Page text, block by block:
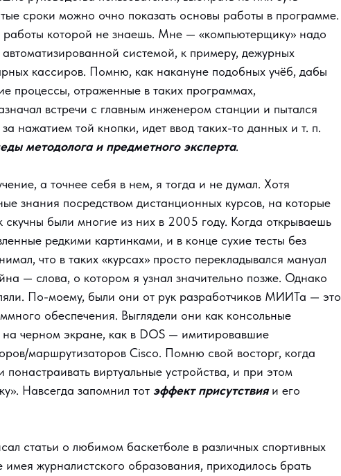
сроки можно очно показать основы работы в программе.
которой не знаешь. Мне — «компьютерщику» надо
автоматизированной системой, к примеру, дежурных
кассиров. Помню, как накануне подобных учёб, дабы
процессы, отраженные в таких программах,
встречи с главным инженером станции и пытался
нажатием той кнопки, идет ввод таких-то данных и т. п.
методолога и предметного эксперта.
а точнее себя в нем, я тогда и не думал. Хотя
знания посредством дистанционных курсов, на которые
были многие из них в 2005 году. Когда открываешь
редкими картинками, и в конце сухие тесты без
что в таких «курсах» просто перекладывался мануал
— слова, о котором я узнал значительно позже. Однако
По-моему, были они от рук разработчиков МИИТа — это
обеспечения. Выглядели они как консольные
черном экране, как в DOS — имитировавшие
маршрутизаторов Cisco. Помню свой восторг, когда
виртуальные устройства, и при этом
Навсегда запомнил тот эффект присутствияи его
статьи о любимом баскетболе в различных спортивных
журналистского образования, приходилось брать